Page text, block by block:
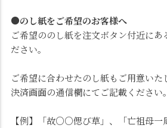
●のし紙をご希望のお客様へ
ご希望ののし紙を注文ボタン付近にあ
ださい。
ご希望に合わせたのし紙もご用意いた
決済画面の通信欄にてご記載ください。
【例】「故○○偲び草」、「亡祖母